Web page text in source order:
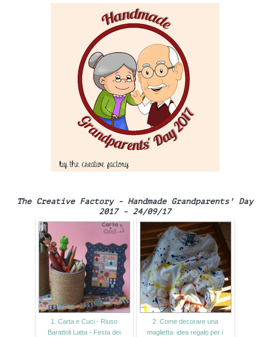
The Creative Factory - Handmade Grandparents' Day
2017 - 24/09/17
1. Carta e Cuci - Riuso
Barattoli Latta - Festa dei
2. Come decorare una
maglietta: idea regalo per i